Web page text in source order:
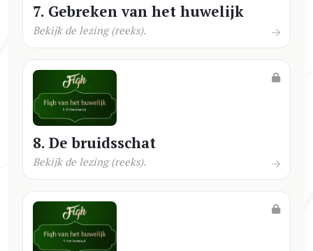
7. Gebreken van het huwelijk
Bekijk de lezing (reeks).
8. De bruidsschat
Bekijk de lezing (reeks).